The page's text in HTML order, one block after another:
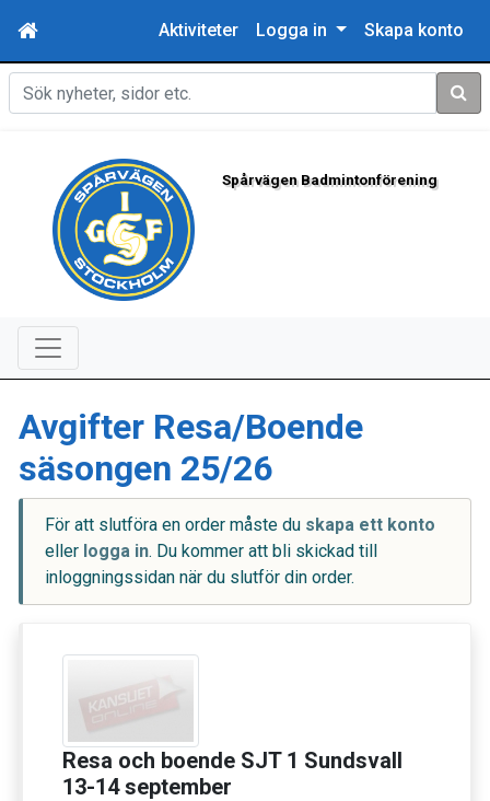
Aktiviteter Logga in Skapa konto
Sök
Spårvägen Badmintonförening
Avgifter Resa/Boende
säsongen 25/26
För att slutföra en order måste du skapa ett konto
eller logga in. Du kommer att bli skickad till
inloggningssidan när du slutför din order.
Resa och boende SJT 1 Sundsvall
13-14 september